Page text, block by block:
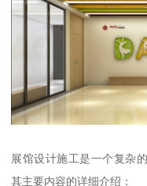
展馆设计施工是一个复杂
其主要内容的详细介绍：